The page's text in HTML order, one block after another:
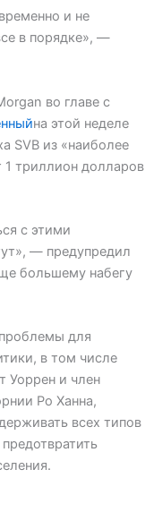
и не
в порядке», —
во главе с
на этой неделе
SVB из «наиболее
триллион долларов
с этими
— предупредил
большему набегу
для
в том числе
Уоррен и член
Ро Ханна,
всех типов